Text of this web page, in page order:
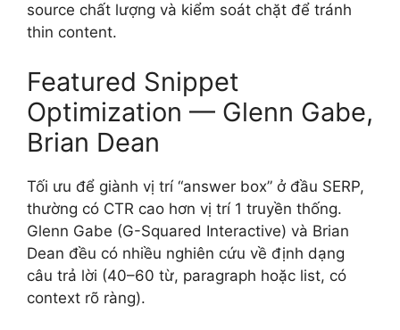
source chất lượng và kiểm soát chặt để tránh
thin content.
Featured Snippet
Optimization — Glenn Gabe,
Brian Dean
Tối ưu để giành vị trí “answer box” ở đầu SERP,
thường có CTR cao hơn vị trí 1 truyền thống.
Glenn Gabe (G-Squared Interactive) và Brian
Dean đều có nhiều nghiên cứu về định dạng
câu trả lời (40–60 từ, paragraph hoặc list, có
context rõ ràng).